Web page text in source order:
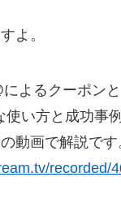
よ。
よるクーポンと
使い方と成功事例
動画で解説です
recorded/